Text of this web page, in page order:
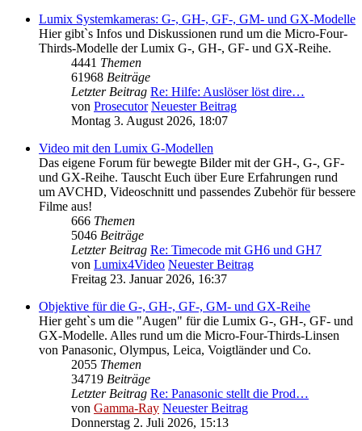
Lumix Systemkameras: G-, GH-, GF-, GM- und GX-Modelle
Hier gibt`s Infos und Diskussionen rund um die Micro-Four-
Thirds-Modelle der Lumix G-, GH-, GF- und GX-Reihe.
4441 Themen
61968 Beiträge
Letzter Beitrag Re: Hilfe: Auslöser löst dire…
von Prosecutor Neuester Beitrag
Montag 3. August 2026, 18:07
Video mit den Lumix G-Modellen
Das eigene Forum für bewegte Bilder mit der GH-, G-, GF-
und GX-Reihe. Tauscht Euch über Eure Erfahrungen rund
um AVCHD, Videoschnitt und passendes Zubehör für bessere
Filme aus!
666 Themen
5046 Beiträge
Letzter Beitrag Re: Timecode mit GH6 und GH7
von Lumix4Video Neuester Beitrag
Freitag 23. Januar 2026, 16:37
Objektive für die G-, GH-, GF-, GM- und GX-Reihe
Hier geht`s um die "Augen" für die Lumix G-, GH-, GF- und
GX-Modelle. Alles rund um die Micro-Four-Thirds-Linsen
von Panasonic, Olympus, Leica, Voigtländer und Co.
2055 Themen
34719 Beiträge
Letzter Beitrag Re: Panasonic stellt die Prod…
von Gamma-Ray Neuester Beitrag
Donnerstag 2. Juli 2026, 15:13